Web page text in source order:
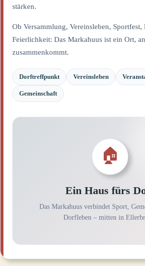
stärken.
Ob Versammlung, Vereinsleben, Sportfest,
Feierlichkeit: Das Markahuus ist ein Ort,
zusammenkommt.
Dorftreffpunkt Vereinsleben
Gemeinschaft
🏠
Ein Haus fürs
Das Markahuus verbindet Sport,
Dorfleben – mitten in